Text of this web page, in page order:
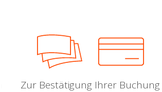
Zur Bestätigung Ihrer Buchung